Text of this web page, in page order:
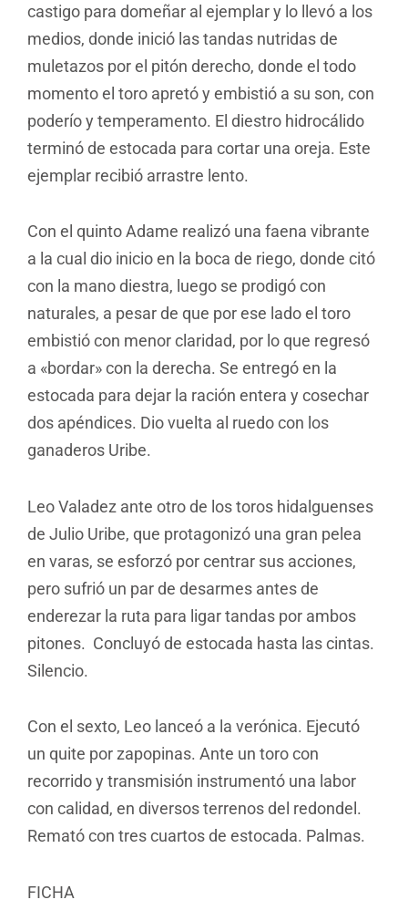
castigo para domeñar al ejemplar y lo llevó a los
medios, donde inició las tandas nutridas de
muletazos por el pitón derecho, donde el todo
momento el toro apretó y embistió a su son, con
poderío y temperamento. El diestro hidrocálido
terminó de estocada para cortar una oreja. Este
ejemplar recibió arrastre lento.
Con el quinto Adame realizó una faena vibrante
a la cual dio inicio en la boca de riego, donde citó
con la mano diestra, luego se prodigó con
naturales, a pesar de que por ese lado el toro
embistió con menor claridad, por lo que regresó
a «bordar» con la derecha. Se entregó en la
estocada para dejar la ración entera y cosechar
dos apéndices. Dio vuelta al ruedo con los
ganaderos Uribe.
Leo Valadez ante otro de los toros hidalguenses
de Julio Uribe, que protagonizó una gran pelea
en varas, se esforzó por centrar sus acciones,
pero sufrió un par de desarmes antes de
enderezar la ruta para ligar tandas por ambos
pitones. Concluyó de estocada hasta las cintas.
Silencio.
Con el sexto, Leo lanceó a la verónica. Ejecutó
un quite por zapopinas. Ante un toro con
recorrido y transmisión instrumentó una labor
con calidad, en diversos terrenos del redondel.
Remató con tres cuartos de estocada. Palmas.
FICHA